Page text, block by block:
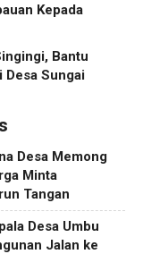
Kepada
Bantu
Desa Sungai
Desa Memong
Minta
Tangan
Desa Umbu
Jalan ke